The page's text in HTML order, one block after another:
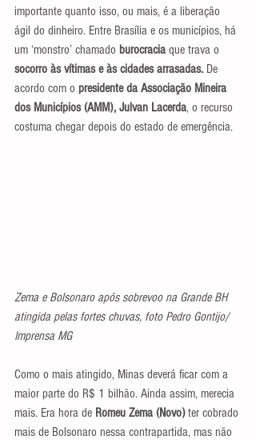
importante quanto isso, ou mais, é a liberação
ágil do dinheiro. Entre Brasília e os municípios, há
um ‘monstro’ chamado burocracia que trava o
socorro às vítimas e às cidades arrasadas. De
acordo com o presidente da Associação Mineira
dos Municípios (AMM), Julvan Lacerda, o recurso
costuma chegar depois do estado de emergência.
Zema e Bolsonaro após sobrevoo na Grande BH
atingida pelas fortes chuvas, foto Pedro Gontijo/
Imprensa MG
Como o mais atingido, Minas deverá ficar com a
maior parte do R$ 1 bilhão. Ainda assim, merecia
mais. Era hora de Romeu Zema (Novo) ter cobrado
mais de Bolsonaro nessa contrapartida, mas não